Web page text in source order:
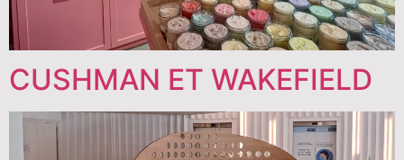
CUSHMAN ET WAKEFIELD